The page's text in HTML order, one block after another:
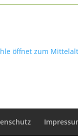
öffnet zum